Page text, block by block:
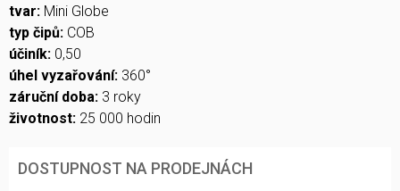
tvar: Mini Globe
typ čipů: COB
účiník: 0,50
úhel vyzařování: 360°
záruční doba: 3 roky
životnost: 25 000 hodin
DOSTUPNOST NA PRODEJNÁCH